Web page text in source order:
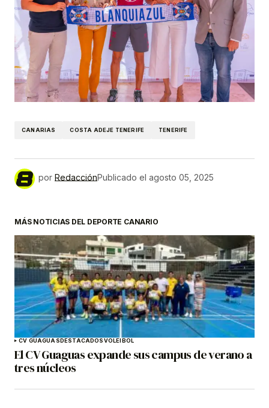
CANARIAS COSTA ADEJE TENERIFE TENERIFE
por RedacciónPublicado el agosto 05, 2025
MÁS NOTICIAS DEL DEPORTE CANARIO
CV GUAGUASDESTACADOSVOLEIBOL
El CV Guaguas expande sus campus de verano a
tres núcleos